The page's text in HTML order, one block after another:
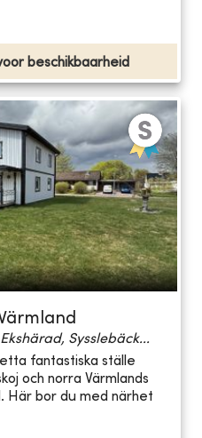
beschikbaarheid
Sysslebäck...
fantastiska ställe
och norra Värmlands
Här bor du med närhet